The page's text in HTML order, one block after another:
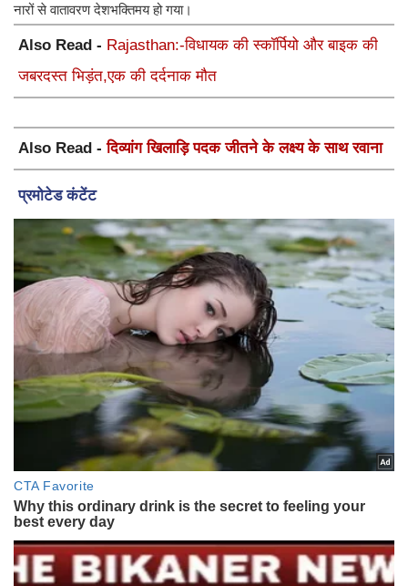
नारों से वातावरण देशभक्तिमय हो गया।
Also Read - Rajasthan:-विधायक की स्कॉर्पियो और बाइक की
जबरदस्त भिड़ंत,एक की दर्दनाक मौत
Also Read -दिव्यांग खिलाड़ि पदक जीतने के लक्ष्य के साथ रवाना